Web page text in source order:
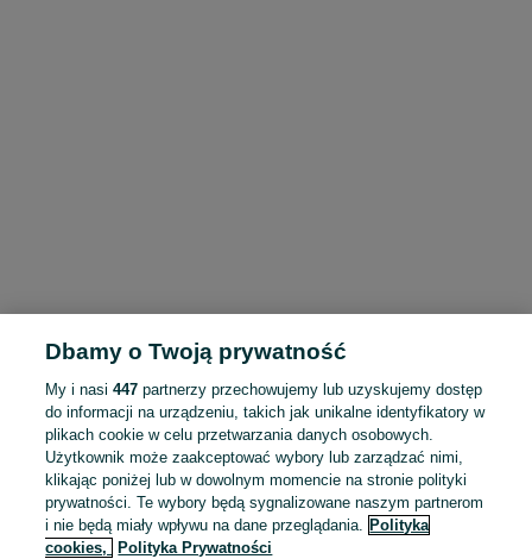
Dbamy o Twoją prywatność
My i nasi447 partnerzy przechowujemy lub uzyskujemy dostęp
do informacji na urządzeniu, takich jak unikalne identyfikatory w
plikach cookie w celu przetwarzania danych osobowych.
Użytkownik może zaakceptować wybory lub zarządzać nimi,
klikając poniżej lub w dowolnym momencie na stronie polityki
prywatności. Te wybory będą sygnalizowane naszym partnerom
i nie będą miały wpływu na dane przeglądania. Polityka
cookies,
Polityka Prywatności